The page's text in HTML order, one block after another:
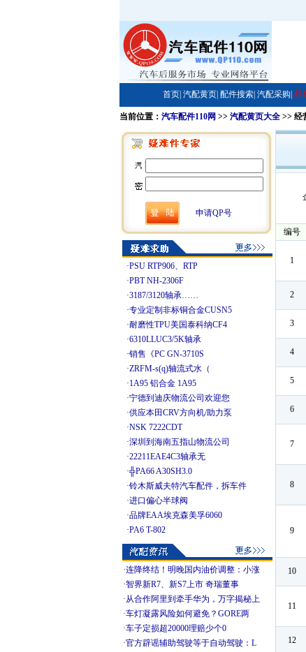
首页| 汽配黄页| 配件搜索| 汽配采购| 品
当前位置： 汽车配件110网 >> 汽配黄页大全>> 经
申请QP号
·PSU RTP906、RTP
·PBT NH-2306F
·3187/3120轴承……
·专业定制非标铜合金CUSN5
·耐磨性TPU美国泰科纳CF4
·6310LLUC3/5K轴承
·销售《PC GN-3710S
·ZRFM-s(q)轴流式水（
·1A95 铝合金 1A95
·宁德到迪庆物流公司欢迎您
·供应本田CRV方向机/助力泵
·NSK 7222CDT
·深圳到海南五指山物流公司
·22211EAE4C3轴承无
·╬PA66 A30SH3.0
·铃木斯威夫特汽车配件，拆车件
·进口偏心半球阀
·品牌EAA埃克森美孚6060
·PA6 T-802
·连降终结！明晚国内油价调整：小涨
·智界新R7、新S7上市 奇瑞董事
·从合作阿里到牵手华为，万字揭秘上
·车灯凝露风险如何避免？GORE两
·车子定损超20000理赔少个0
·官方辟谣辅助驾驶等于自动驾驶：L
编号
1
2
3
4
5
6
7
8
9
10
11
12